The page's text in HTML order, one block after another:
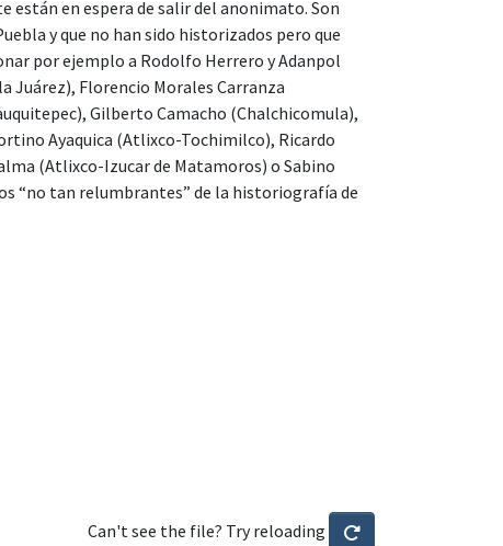
están en espera de salir del anonimato. Son
y que no han sido historizados pero que
por ejemplo a Rodolfo Herrero y Adanpol
Juárez), Florencio Morales Carranza
Gilberto Camacho (Chalchicomula),
Ayaquica (Atlixco-Tochimilco), Ricardo
(Atlixco-Izucar de Matamoros) o Sabino
“no tan relumbrantes” de la historiografía de
Can't see the file? Try reloading